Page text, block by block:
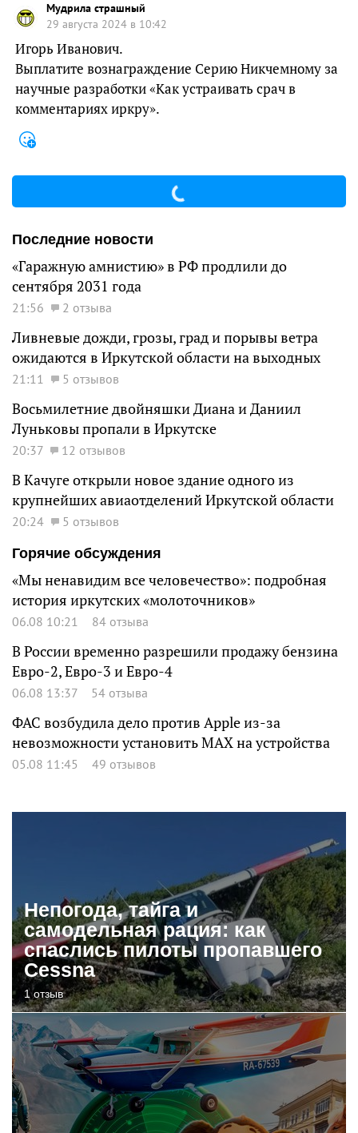
Мудрила страшный
29 августа 2024 в 10:42
Игорь Иванович.
Выплатите вознаграждение Серию Никчемному за
научные разработки «Как устраивать срач в
комментариях иркру».
Последние новости
«Гаражную амнистию» в РФ продлили до
сентября 2031 года
21:56 2 отзыва
Ливневые дожди, грозы, град и порывы ветра
ожидаются в Иркутской области на выходных
21:11 5 отзывов
Восьмилетние двойняшки Диана и Даниил
Луньковы пропали в Иркутске
20:37 12 отзывов
В Качуге открыли новое здание одного из
крупнейших авиаотделений Иркутской области
20:24
5 отзывов
Горячие обсуждения
«Мы ненавидим все человечество»: подробная
история иркутских «молоточников»
06.08 10:21 84 отзыва
В России временно разрешили продажу бензина
Евро-2, Евро-3 и Евро-4
06.08 13:37 54 отзыва
ФАС возбудила дело против Apple из-за
невозможности установить MAX на устройства
05.08 11:45 49 отзывов
Непогода, тайга и
самодельная рация: как
спаслись пилоты пропавшего
Cessna
1 отзыв